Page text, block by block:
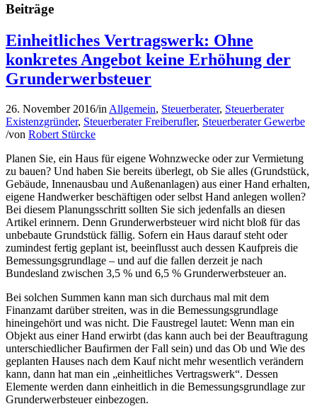
Beiträge
Einheitliches Vertragswerk: Ohne
konkretes Angebot keine Erhöhung der
Grunderwerbsteuer
26. November 2016/in Allgemein, Steuerberater, Steuerberater
Existenzgründer, Steuerberater Freiberufler, Steuerberater Gewerbe
/von Robert Stürcke
Planen Sie, ein Haus für eigene Wohnzwecke oder zur Vermietung
zu bauen? Und haben Sie bereits überlegt, ob Sie alles (Grundstück,
Gebäude, Innenausbau und Außenanlagen) aus einer Hand erhalten,
eigene Handwerker beschäftigen oder selbst Hand anlegen wollen?
Bei diesem Planungsschritt sollten Sie sich jedenfalls an diesen
Artikel erinnern. Denn Grunderwerbsteuer wird nicht bloß für das
unbebaute Grundstück fällig. Sofern ein Haus darauf steht oder
zumindest fertig geplant ist, beeinflusst auch dessen Kaufpreis die
Bemessungsgrundlage – und auf die fallen derzeit je nach
Bundesland zwischen 3,5 % und 6,5 % Grunderwerbsteuer an.
Bei solchen Summen kann man sich durchaus mal mit dem
Finanzamt darüber streiten, was in die Bemessungsgrundlage
hineingehört und was nicht. Die Faustregel lautet: Wenn man ein
Objekt aus einer Hand erwirbt (das kann auch bei der Beauftragung
unterschiedlicher Baufirmen der Fall sein) und das Ob und Wie des
geplanten Hauses nach dem Kauf nicht mehr wesentlich verändern
kann, dann hat man ein „einheitliches Vertragswerk“. Dessen
Elemente werden dann einheitlich in die Bemessungsgrundlage zur
Grunderwerbsteuer einbezogen.